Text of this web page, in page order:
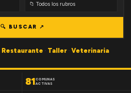
🔍 BUSCAR ↗
Restaurante · Taller · Veterinaria
81 COMUNAS
ACTIVAS